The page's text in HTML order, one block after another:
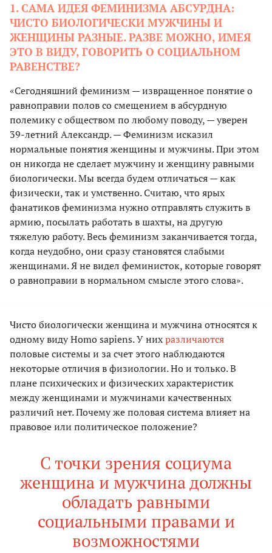
1. САМА ИДЕЯ ФЕМИНИЗМА АБСУРДНА:
ЧИСТО БИОЛОГИЧЕСКИ МУЖЧИНЫ И
ЖЕНЩИНЫ РАЗНЫЕ. РАЗВЕ МОЖНО, ИМЕЯ
ЭТО В ВИДУ, ГОВОРИТЬ О СОЦИАЛЬНОМ
РАВЕНСТВЕ?
«Сегодняшний феминизм — извращенное понятие о
равноправии полов со смещением в абсурдную
полемику с обществом по любому поводу, — уверен
39-летний Александр. — Феминизм исказил
нормальные понятия женщины и мужчины. При этом
он никогда не сделает мужчину и женщину равными
биологически. Мы всегда будем отличаться — как
физически, так и умственно. Считаю, что ярых
фанатиков феминизма нужно отправлять служить в
армию, посылать работать в шахты, на другую
тяжелую работу. Весь феминизм заканчивается тогда,
когда неудобно, они сразу становятся слабыми
женщинами. Я не видел феминисток, которые говорят
о равноправии в нормальном смысле этого слова».
Чисто биологически женщина и мужчина относятся к
одному виду Homo sapiens. У нихразличаются
половые системы и за счет этого наблюдаются
некоторые отличия в физиологии. Но и только. В
плане психических и физических характеристик
между женщинами и мужчинами качественных
различий нет. Почему же половая система влияет на
правовое или политическое положение?
С точки зрения социума
женщина и мужчина должны
обладать равными
социальными правами и
возможностями